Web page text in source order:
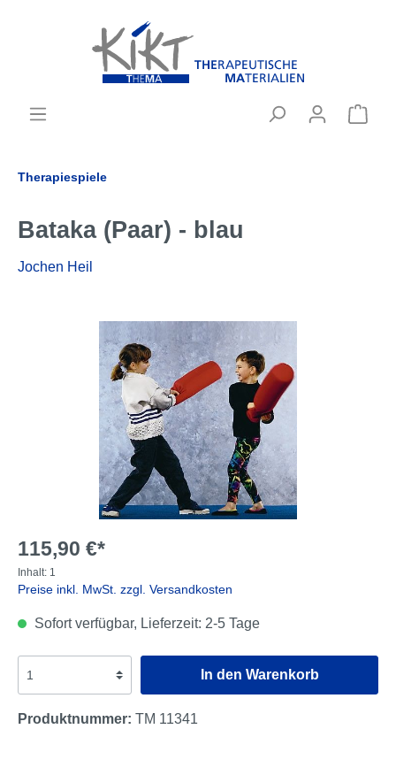
Therapiespiele
Bataka (Paar) - blau
Jochen Heil
115,90 €*
Inhalt: 1
Preise inkl. MwSt. zzgl. Versandkosten
Sofort verfügbar, Lieferzeit: 2-5 Tage
In den Warenkorb
Produktnummer: TM 11341